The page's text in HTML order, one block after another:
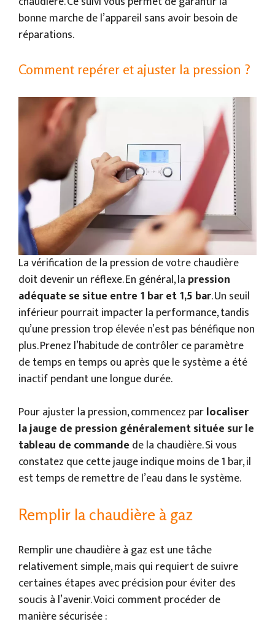
bonne marche de l’appareil sans avoir besoin de
réparations.
Comment repérer et ajuster la pression ?
La vérification de la pression de votre chaudière
doit devenir un réflexe. En général, la pression
adéquate se situe entre 1 bar et 1,5 bar. Un seuil
inférieur pourrait impacter la performance, tandis
qu’une pression trop élevée n’est pas bénéfique non
plus. Prenez l’habitude de contrôler ce paramètre
de temps en temps ou après que le système a été
inactif pendant une longue durée.
Pour ajuster la pression, commencez parlocaliser
la jauge de pression généralement située sur le
tableau de commande de la chaudière. Si vous
constatez que cette jauge indique moins de 1 bar, il
est temps de remettre de l’eau dans le système.
Remplir la chaudière à gaz
Remplir une chaudière à gaz est une tâche
relativement simple, mais qui requiert de suivre
certaines étapes avec précision pour éviter des
soucis à l’avenir. Voici comment procéder de
manière sécurisée :